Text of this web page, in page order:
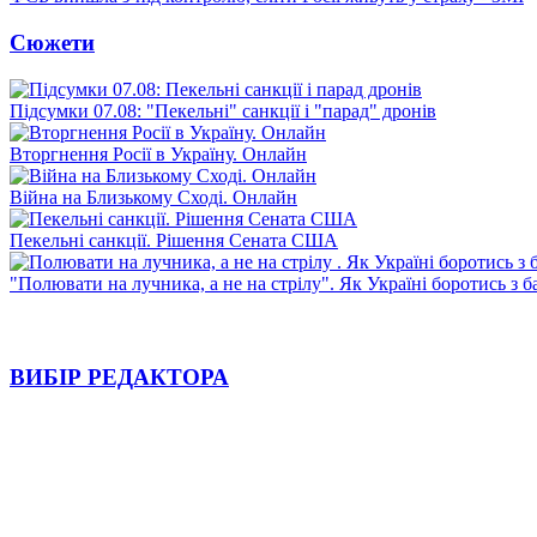
Сюжети
Підсумки 07.08: "Пекельні" санкції і "парад" дронів
Вторгнення Росії в Україну. Онлайн
Війна на Близькому Сході. Онлайн
Пекельні санкції. Рішення Сената США
"Полювати на лучника, а не на стрілу". Як Україні боротись з
ВИБІР РЕДАКТОРА